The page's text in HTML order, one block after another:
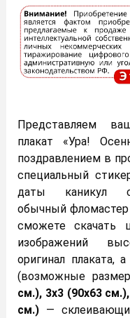
Представляем
плакат «Ура!
поздравлением в
специальный
даты каникул
обычный фломастер
сможете скачать
изображений
оригинал плаката,
(возможные
см.), 3х3 (90х63
см.) —